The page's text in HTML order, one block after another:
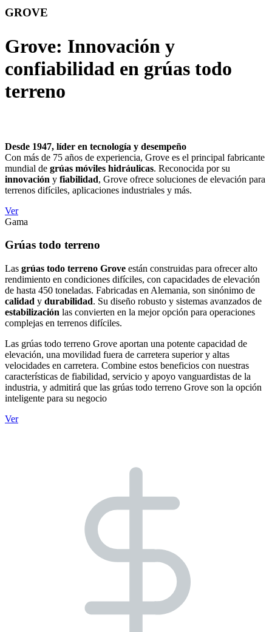
GROVE
Grove: Innovación y
confiabilidad en grúas todo
terreno
Desde 1947, líder en tecnología y desempeño
Con más de 75 años de experiencia, Grove es el principal fabricante
mundial de grúas móviles hidráulicas. Reconocida por su
innovación y fiabilidad, Grove ofrece soluciones de elevación para
terrenos difíciles, aplicaciones industriales y más.
Ver
Gama
Grúas todo terreno
Las grúas todo terreno Grove están construidas para ofrecer alto
rendimiento en condiciones difíciles, con capacidades de elevación
de hasta 450 toneladas. Fabricadas en Alemania, son sinónimo de
calidad y durabilidad. Su diseño robusto y sistemas avanzados de
estabilización las convierten en la mejor opción para operaciones
complejas en terrenos difíciles.
Las grúas todo terreno Grove aportan una potente capacidad de
elevación, una movilidad fuera de carretera superior y altas
velocidades en carretera. Combine estos beneficios con nuestras
características de fiabilidad, servicio y apoyo vanguardistas de la
industria, y admitirá que las grúas todo terreno Grove son la opción
inteligente para su negocio
Ver